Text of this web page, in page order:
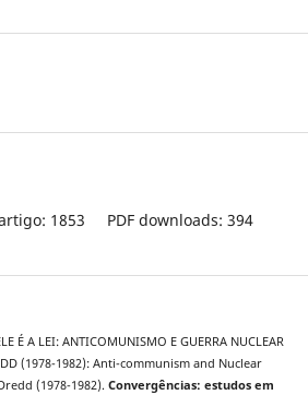
1853 PDF downloads: 394
É A LEI: ANTICOMUNISMO E GUERRA NUCLEAR
(1978-1982): Anti-communism and Nuclear
(1978-1982). Convergências: estudos em